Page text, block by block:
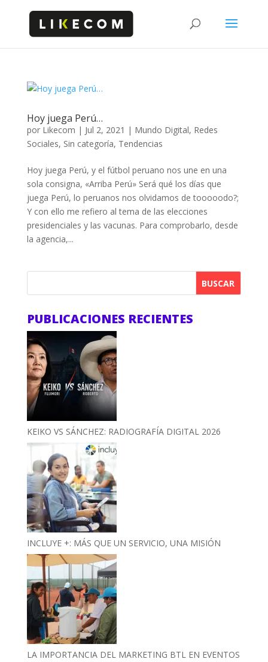
Hoy juega Perú…
por Likecom | Jul 2, 2021 | Mundo Digital, Redes
Sociales, Sin categoría, Tendencias
Hoy juega Perú, y el fútbol peruano nos une en una
sola consigna, «Arriba Perú» Será qué los días que
juega Perú, lo peruanos nos olvidamos de tooooodo?;
Y con ello me refiero al tema de las elecciones
presidenciales y las vacunas. Para comprobarlo, desde
la agencia,...
BUSCAR
PUBLICACIONES RECIENTES
KEIKO VS SÁNCHEZ: RADIOGRAFÍA DIGITAL 2026
INCLUYE +: MÁS QUE UN SERVICIO, UNA MISIÓN
LA IMPORTANCIA DEL MARKETING BTL EN EVENTOS